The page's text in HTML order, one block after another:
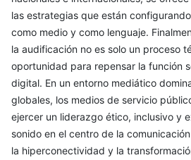
las estrategias que están
como medio y como lenguaje.
la audificación no es solo un proceso
oportunidad para repensar la función
digital. En un entorno mediático
globales, los medios de servicio
ejercer un liderazgo ético, inclusivo y
sonido en el centro de la
la hiperconectividad y la